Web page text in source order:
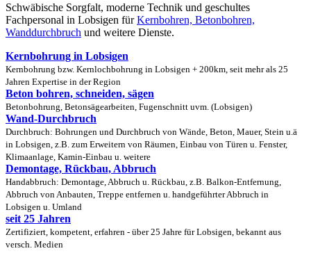
Schwäbische Sorgfalt, moderne Technik und geschultes
Fachpersonal in Lobsigen fürKernbohren, Betonbohren,
Wanddurchbruch und weitere Dienste.
Kernbohrung in Lobsigen
Kernbohrung bzw. Kernlochbohrung in Lobsigen + 200km, seit mehr als 25
Jahren Expertise in der Region
Beton bohren, schneiden, sägen
Betonbohrung, Betonsägearbeiten, Fugenschnitt uvm. (Lobsigen)
Wand-Durchbruch
Durchbruch: Bohrungen und Durchbruch von Wände, Beton, Mauer, Stein u.ä
in Lobsigen, z.B. zum Erweitern von Räumen, Einbau von Türen u. Fenster,
Klimaanlage, Kamin-Einbau u. weitere
Demontage, Rückbau, Abbruch
Handabbruch: Demontage, Abbruch u. Rückbau, z.B. Balkon-Entfernung,
Abbruch von Anbauten, Treppe entfernen u. handgeführter Abbruch in
Lobsigen u. Umland
seit 25 Jahren
Zertifiziert, kompetent, erfahren - über 25 Jahre für Lobsigen, bekannt aus
versch. Medien